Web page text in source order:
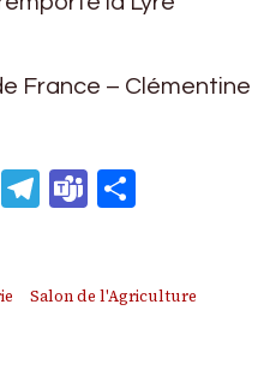
France – Clémentine
WhatsApp
Telegram
Teams
Salon de l'Agriculture